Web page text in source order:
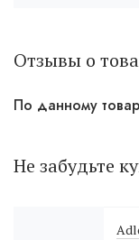
Отзывы о
По данному
Не забудьте